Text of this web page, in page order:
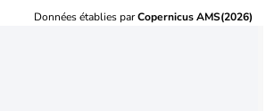
Données établies parCopernicus AMS(2026)